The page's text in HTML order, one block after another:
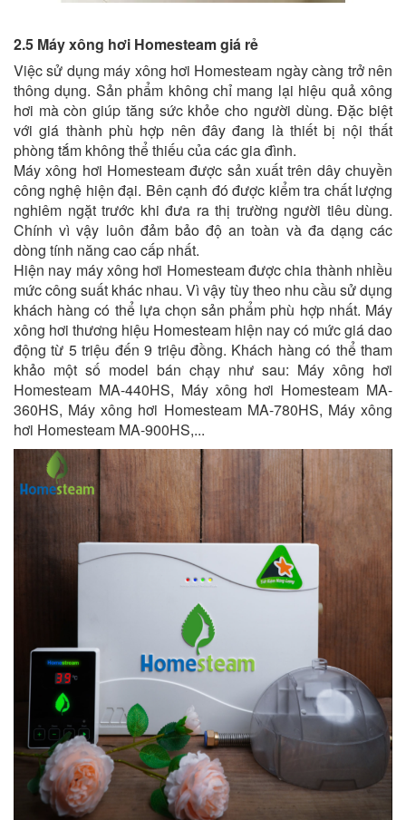
2.5 Máy xông hơi Homesteam giá rẻ
Việc sử dụng máy xông hơi Homesteam ngày càng trở nên
thông dụng. Sản phẩm không chỉ mang lại hiệu quả xông
hơi mà còn giúp tăng sức khỏe cho người dùng. Đặc biệt
với giá thành phù hợp nên đây đang là thiết bị nội thất
phòng tắm không thể thiếu của các gia đình.
Máy xông hơi Homesteam được sản xuất trên dây chuyền
công nghệ hiện đại. Bên cạnh đó được kiểm tra chất lượng
nghiêm ngặt trước khi đưa ra thị trường người tiêu dùng.
Chính vì vậy luôn đảm bảo độ an toàn và đa dạng các
dòng tính năng cao cấp nhất.
Hiện nay máy xông hơi Homesteam được chia thành nhiều
mức công suất khác nhau. Vì vậy tùy theo nhu cầu sử dụng
khách hàng có thể lựa chọn sản phẩm phù hợp nhất. Máy
xông hơi thương hiệu Homesteam hiện nay có mức giá dao
động từ 5 triệu đến 9 triệu đồng. Khách hàng có thể tham
khảo một số model bán chạy như sau: Máy xông hơi
Homesteam MA-440HS, Máy xông hơi Homesteam MA-
360HS, Máy xông hơi Homesteam MA-780HS, Máy xông
hơi Homesteam MA-900HS,...